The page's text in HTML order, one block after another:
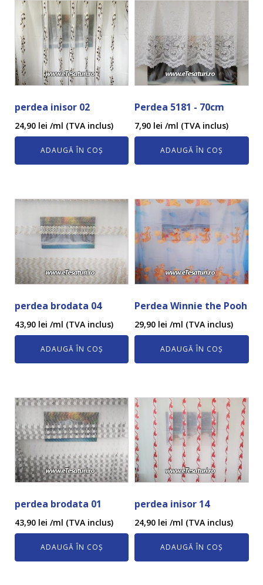
perdea inisor 02
24,90 lei /ml (TVA inclus)
ADAUGĂ ÎN COȘ
Perdea 5181 - 70cm
7,90 lei /ml (TVA inclus)
ADAUGĂ ÎN COȘ
perdea brodata 04
43,90 lei /ml (TVA inclus)
ADAUGĂ ÎN COȘ
Perdea Winnie the Pooh
29,90 lei /ml (TVA inclus)
ADAUGĂ ÎN COȘ
perdea brodata 01
43,90 lei /ml (TVA inclus)
ADAUGĂ ÎN COȘ
perdea inisor 14
24,90 lei /ml (TVA inclus)
ADAUGĂ ÎN COȘ